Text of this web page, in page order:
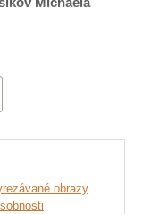
obrazy